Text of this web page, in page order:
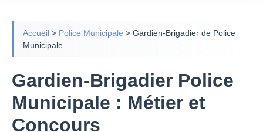
Accueil > Police Municipale > Gardien-Brigadier de Police
Municipale
Gardien-Brigadier Police
Municipale : Métier et
Concours